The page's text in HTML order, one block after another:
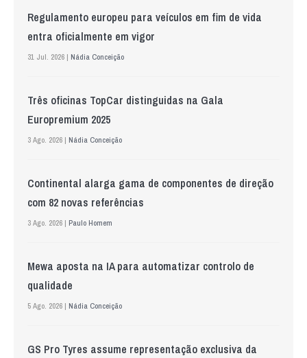
Regulamento europeu para veículos em fim de vida
entra oficialmente em vigor
31 Jul. 2026 | Nádia Conceição
Três oficinas TopCar distinguidas na Gala
Europremium 2025
3 Ago. 2026 | Nádia Conceição
Continental alarga gama de componentes de direção
com 82 novas referências
3 Ago. 2026 | Paulo Homem
Mewa aposta na IA para automatizar controlo de
qualidade
5 Ago. 2026 | Nádia Conceição
GS Pro Tyres assume representação exclusiva da